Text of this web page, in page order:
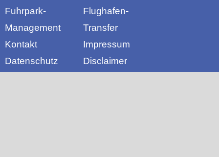
Fuhrpark-
Management
Flughafen-
Transfer
Kontakt
Impressum
Datenschutz
Disclaimer